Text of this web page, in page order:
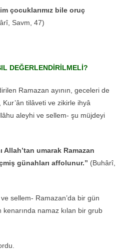
çocuklarımız bile oruç
Savm, 47)
DEĞERLENDİRİLMELİ?
Ramazan ayının, geceleri de
tilâveti ve zikirle ihyâ
aleyhi ve sellem- şu müjdeyi
Allah’tan umarak Ramazan
günahları affolunur.” (Buhârî,
sellem- Ramazan’da bir gün
kenarında namaz kılan bir grub